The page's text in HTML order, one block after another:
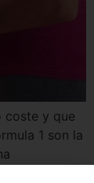
coste y que
1 son la